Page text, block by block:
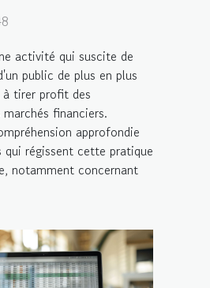
activité qui suscite de
public de plus en plus
tirer profit des
financiers.
approfondie
qui régissent cette pratique
notamment concernant